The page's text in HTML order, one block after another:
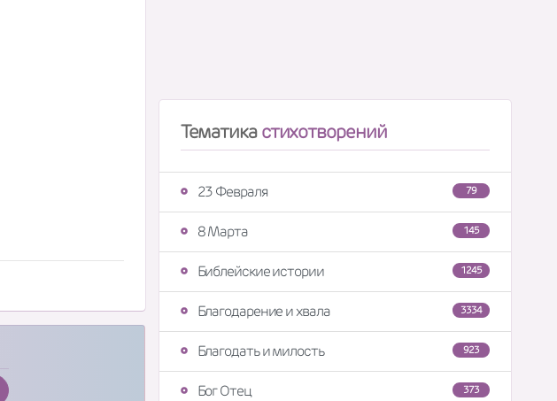
Тематикастихотворений
79
23 Февраля
145
8 Марта
1245
Библейские истории
3334
Благодарение и хвала
923
Благодать и милость
373
Бог Отец